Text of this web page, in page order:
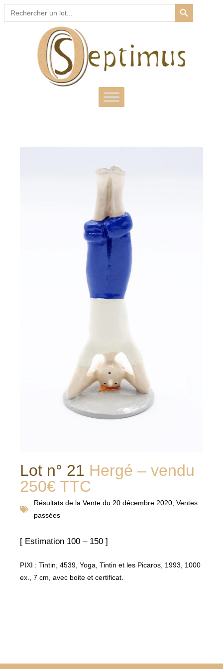
Search
for:
SEARCH BUTTON
Lot n° 21 Hergé – vendu
250€ TTC
Résultats de la Vente du 20 décembre 2020 Ventes
passées
[ Estimation 100 – 150 ]
PIXI : Tintin, 4539, Yoga, Tintin et les Picaros, 1993, 1000
ex., 7 cm, avec boite et certificat.